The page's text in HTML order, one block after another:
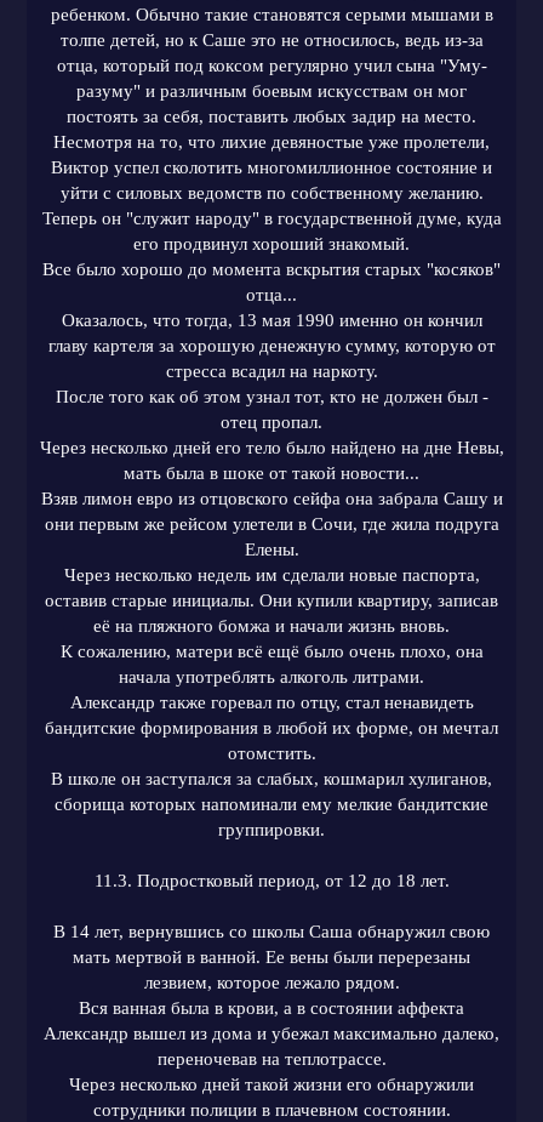
ребенком. Обычно такие становятся серыми мышами в
толпе детей, но к Саше это не относилось, ведь из-за
отца, который под коксом регулярно учил сына "Уму-
разуму" и различным боевым искусствам он мог
постоять за себя, поставить любых задир на место.
Несмотря на то, что лихие девяностые уже пролетели,
Виктор успел сколотить многомиллионное состояние и
уйти с силовых ведомств по собственному желанию.
Теперь он "служит народу" в государственной думе, куда
его продвинул хороший знакомый.
Все было хорошо до момента вскрытия старых "косяков"
отца...
Оказалось, что тогда, 13 мая 1990 именно он кончил
главу картеля за хорошую денежную сумму, которую от
стресса всадил на наркоту.
После того как об этом узнал тот, кто не должен был -
отец пропал.
Через несколько дней его тело было найдено на дне Невы,
мать была в шоке от такой новости...
Взяв лимон евро из отцовского сейфа она забрала Сашу и
они первым же рейсом улетели в Сочи, где жила подруга
Елены.
Через несколько недель им сделали новые паспорта,
оставив старые инициалы. Они купили квартиру, записав
её на пляжного бомжа и начали жизнь вновь.
К сожалению, матери всё ещё было очень плохо, она
начала употреблять алкоголь литрами.
Александр также горевал по отцу, стал ненавидеть
бандитские формирования в любой их форме, он мечтал
отомстить.
В школе он заступался за слабых, кошмарил хулиганов,
сборища которых напоминали ему мелкие бандитские
группировки.
11.3. Подростковый период, от 12 до 18 лет.
В 14 лет, вернувшись со школы Саша обнаружил свою
мать мертвой в ванной. Ее вены были перерезаны
лезвием, которое лежало рядом.
Вся ванная была в крови, а в состоянии аффекта
Александр вышел из дома и убежал максимально далеко,
переночевав на теплотрассе.
Через несколько дней такой жизни его обнаружили
сотрудники полиции в плачевном состоянии.